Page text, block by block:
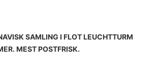
SAMLING I FLOT LEUCHTTURM
MEST POSTFRISK.